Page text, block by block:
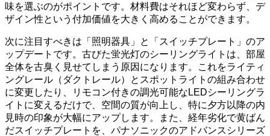
味を選ぶのがポイントです。材料費はそれほど変わらず、デ
ザイン性という付加価値を大きく高めることができます。
次に注目すべきは「照明器具」と「スイッチプレート」のア
ップデートです。古びた蛍光灯のシーリングライトは、部屋
全体を古臭く見せてしまう原因になります。これをライティ
ングレール（ダクトレール）とスポットライトの組み合わせ
に変更したり、リモコン付きの調光可能なLEDシーリングラ
イトに変えるだけで、空間の質が向上し、特に夕方以降の内
見時の印象が大幅にアップします。また、経年劣化で黄ばん
だスイッチプレートを、パナソニックのアドバンスシリーズ